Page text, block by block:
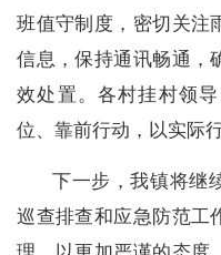
班值守制度，密切关注
信息，保持通讯畅通，
效处置。各村挂村领
位、靠前行动，以实际
下一步，我镇将继
巡查排查和应急防范工